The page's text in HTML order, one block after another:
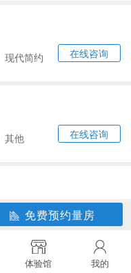
在线咨询
现代简约 在线咨询
中古风 在线咨询
免费预约量房
体验馆 我的